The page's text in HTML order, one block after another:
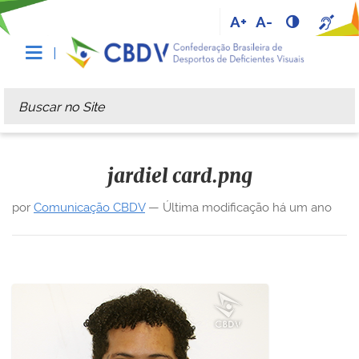
A+ A-
Busca
Busca Avançada…
jardiel card.png
por Comunicação CBDV— Última modificação há um ano